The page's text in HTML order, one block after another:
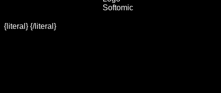
{literal} {/literal}